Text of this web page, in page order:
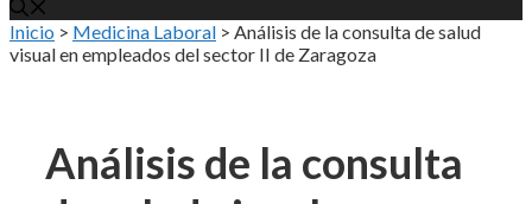
Inicio > Medicina Laboral > Análisis de la consulta de salud
visual en empleados del sector II de Zaragoza
Análisis de la consulta